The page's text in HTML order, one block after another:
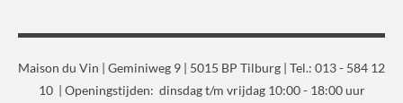
Maison du Vin | Geminiweg 9 | 5015 BP Tilburg | Tel.: 013 - 584 12
10 | Openingstijden: dinsdag t/m vrijdag 10:00 - 18:00 uur